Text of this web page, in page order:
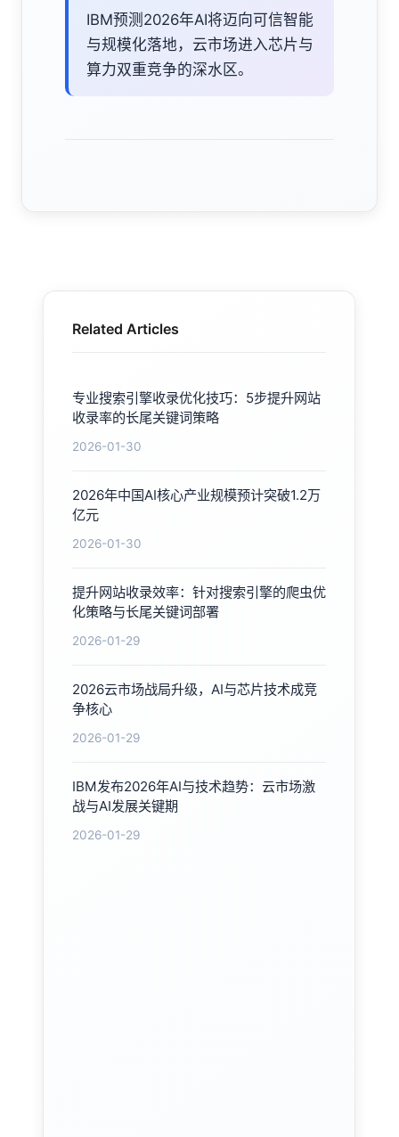
IBM预测2026年AI将迈向可信智能
与规模化落地，云市场进入芯片与
算力双重竞争的深水区。
Related Articles
专业搜索引擎收录优化技巧：5步提升网站
收录率的长尾关键词策略
2026-01-30
2026年中国AI核心产业规模预计突破1.2万
亿元
2026-01-30
提升网站收录效率：针对搜索引擎的爬虫优
化策略与长尾关键词部署
2026-01-29
2026云市场战局升级，AI与芯片技术成竞
争核心
2026-01-29
IBM发布2026年AI与技术趋势：云市场激
战与AI发展关键期
2026-01-29